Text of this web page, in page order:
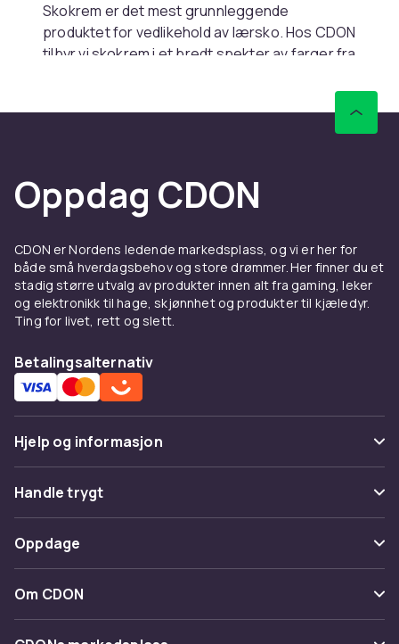
Skokrem er det mest grunnleggende
produktet for vedlikehold av lærsko. Hos CDON
tilbyr vi skokrem i et bredt spekter av farger fra
Ulike typer skokrem
uten pigment fokuserer på å mykgjøre læret.
Voksbaserte kremer gir dypere glans.
Å matche fargen riktig
Sort krem passer alle sorte sko. Brune toner
varierer — test alltid på et usynlig sted. Nøytral
Praktiske tips
Suppler med andre produkter fraskopleie.
Kombiner medskobørster
Kjøp på CDON
kjøp og rask levering gjør det enkelt å
investere i skoenes levetid.
Oppdag CDON
CDON er Nordens ledende markedsplass, og vi er her for
både små hverdagsbehov og store drømmer. Her finner du et
stadig større utvalg av produkter innen alt fra gaming, leker
og elektronikk til hage, skjønnhet og produkter til kjæledyr.
Ting for livet, rett og slett.
Betalingsalternativ
Hjelp og informasjon
Vanlige spørsmål
Spor pakke
Angre & returner her
Kontakt oss
Handle trygt
Betaling
Levering
Oppdage
Kategorier
Varemerker
Om CDON
Om oss